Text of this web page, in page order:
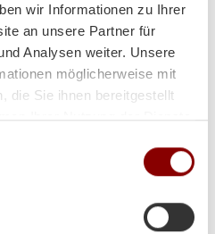
wir Informationen zu Ihrer
an unsere Partner für
Analysen weiter. Unsere
möglicherweise mit
die Sie ihnen bereitgestellt
Ihrer Nutzung der Dienste
sieht auch
aus!